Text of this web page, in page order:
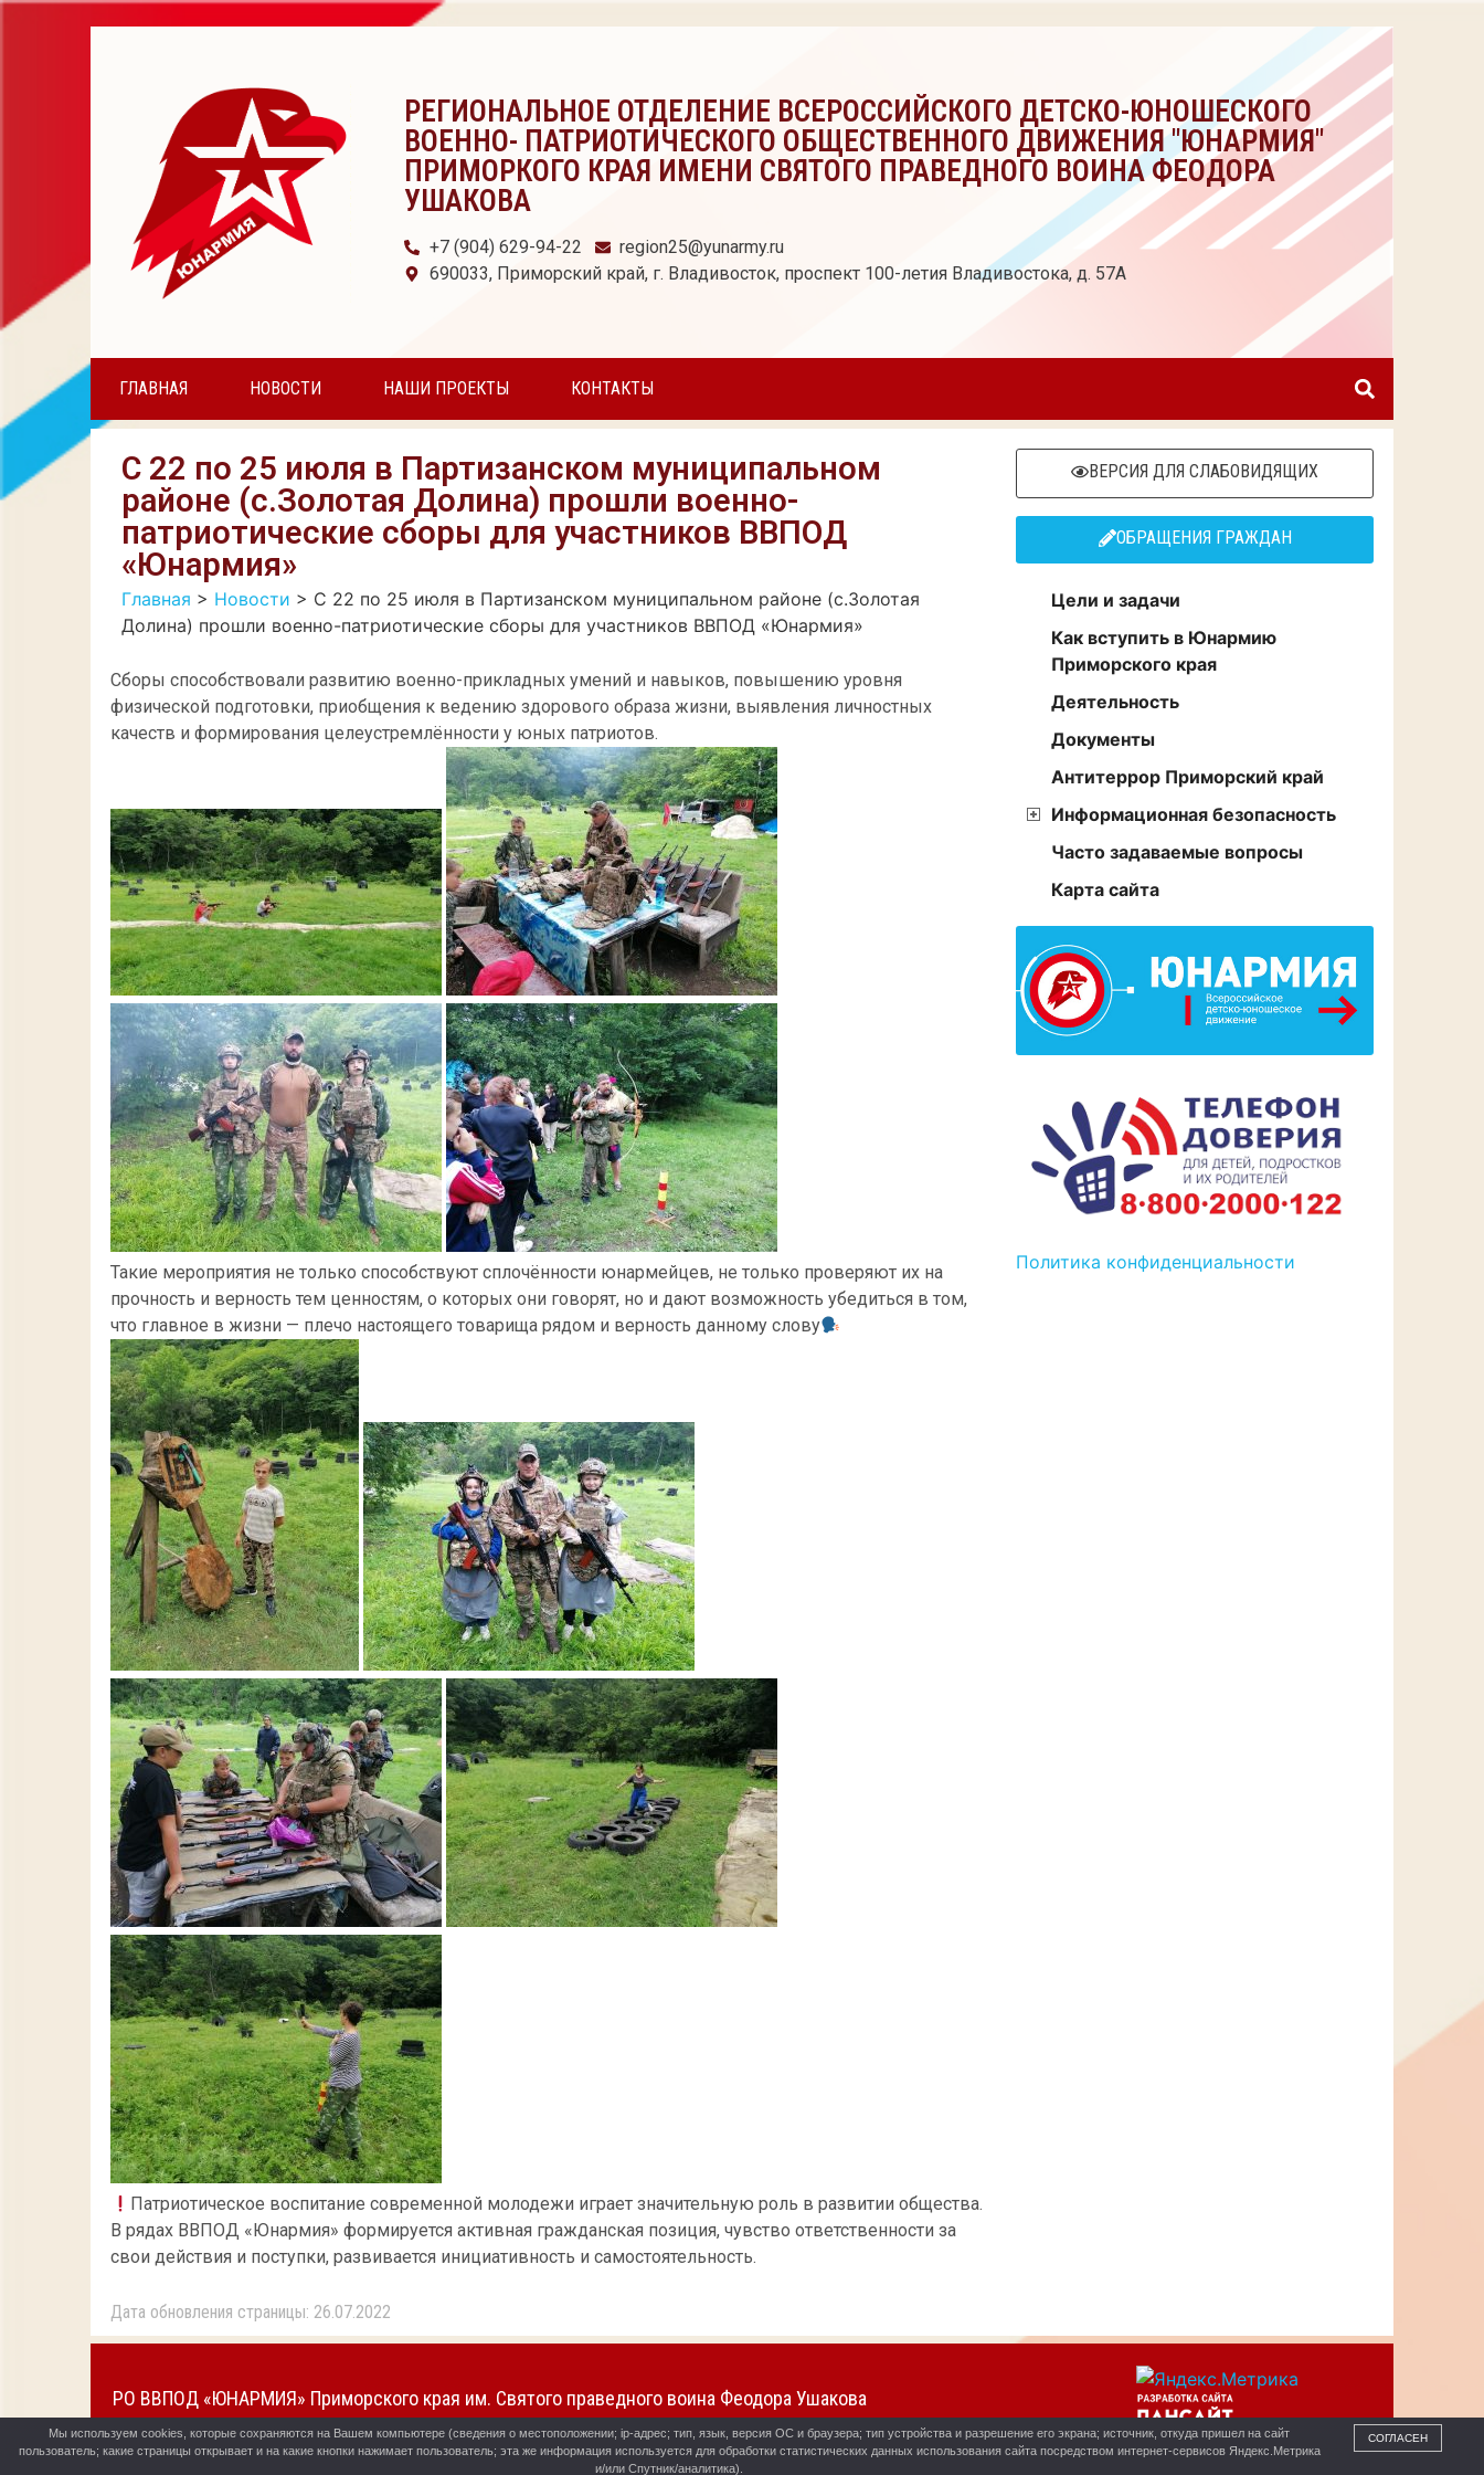
РЕГИОНАЛЬНОЕ ОТДЕЛЕНИЕ ВСЕРОССИЙСКОГО ДЕТСКО-ЮНОШЕСКОГО
ВОЕННО- ПАТРИОТИЧЕСКОГО ОБЩЕСТВЕННОГО ДВИЖЕНИЯ "ЮНАРМИЯ"
ПРИМОРКОГО КРАЯ ИМЕНИ СВЯТОГО ПРАВЕДНОГО ВОИНА ФЕОДОРА
УШАКОВА
+7 (904) 629-94-22
region25@yunarmy.ru
690033, Приморский край, г. Владивосток, проспект 100-летия Владивостока, д. 57А
ГЛАВНАЯ НОВОСТИ НАШИ ПРОЕКТЫ КОНТАКТЫ
С 22 по 25 июля в Партизанском муниципальном
районе (с.Золотая Долина) прошли военно-
патриотические сборы для участников ВВПОД
«Юнармия»
Главная > Новости > С 22 по 25 июля в Партизанском муниципальном районе (с.Золотая
Долина) прошли военно-патриотические сборы для участников ВВПОД «Юнармия»
Сборы способствовали развитию военно-прикладных умений и навыков, повышению уровня
физической подготовки, приобщения к ведению здорового образа жизни, выявления личностных
качеств и формирования целеустремлённости у юных патриотов.
Такие мероприятия не только способствуют сплочённости юнармейцев, не только проверяют их на
прочность и верность тем ценностям, о которых они говорят, но и дают возможность убедиться в том,
что главное в жизни — плечо настоящего товарища рядом и верность данному слову
Патриотическое воспитание современной молодежи играет значительную роль в развитии общества.
В рядах ВВПОД «Юнармия» формируется активная гражданская позиция, чувство ответственности за
свои действия и поступки, развивается инициативность и самостоятельность.
Дата обновления страницы: 26.07.2022
ВЕРСИЯ ДЛЯ СЛАБОВИДЯЩИХ
ОБРАЩЕНИЯ ГРАЖДАН
Цели и задачи
Как вступить в Юнармию
Приморского края
Деятельность
Документы
Антитеррор Приморский край
Информационная безопасность
Часто задаваемые вопросы
Карта сайта
Политика конфиденциальности
РО ВВПОД «ЮНАРМИЯ» Приморского края им. Святого праведного воина Феодора Ушакова
Мы используем cookies, которые сохраняются на Вашем компьютере (сведения о местоположении; ip-адрес; тип, язык, версия ОС и браузера; тип устройства и разрешение его экрана; источник, откуда пришел на сайт
пользователь; какие страницы открывает и на какие кнопки нажимает пользователь; эта же информация используется для обработки статистических данных использования сайта посредством интернет-сервисов Яндекс.Метрика
и/или Спутник/аналитика).
СОГЛАСЕН